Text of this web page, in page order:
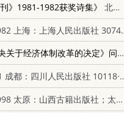
》1981-1982获奖诗集》
北京：人民文学出版社 10007·103
上海：上海人民出版社 3074·643
《学习《中共中央关于经济体制改革的决定》问答》
成都：四川人民出版社 10118·490
太原：山西古籍出版社；太原：山西教育出版社 780598221X